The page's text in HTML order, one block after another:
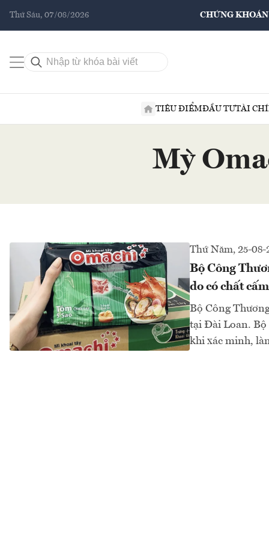
Thứ Sáu, 07/08/2026 CHỨNG KHOÁN
TIÊU ĐIỂMĐẦU TƯTÀI
Mỳ
Thứ Năm, 25-08-
Bộ Công
do có chất cấm
Bộ Công
tại Đài Loan. Bộ
khi xác minh,